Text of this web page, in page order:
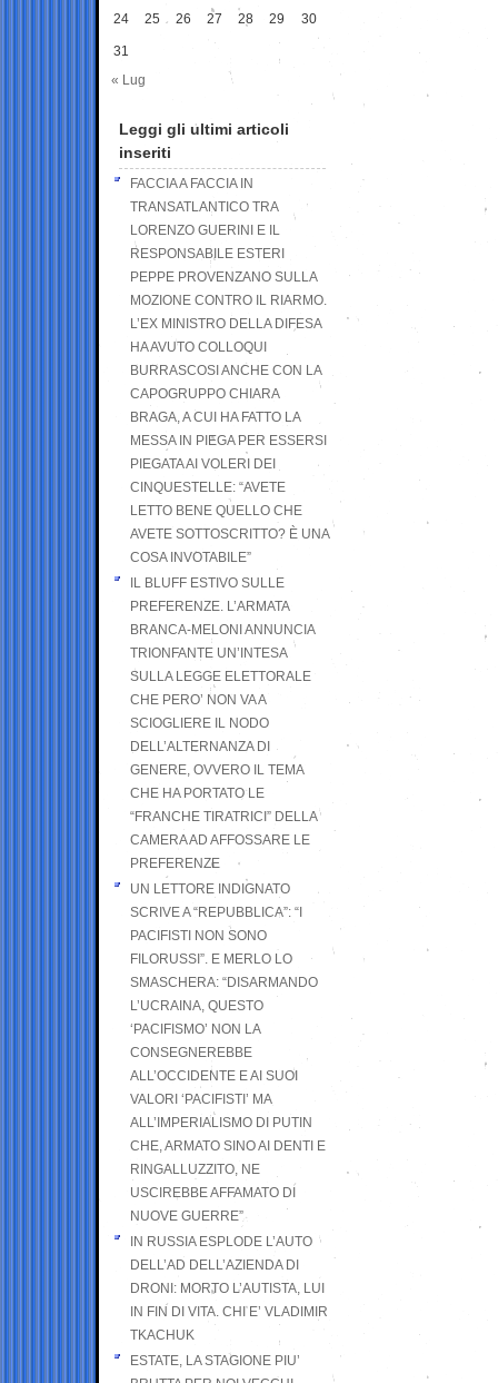
24 25 26 27 28 29 30
31
« Lug
Leggi gli ultimi articoli
inseriti
FACCIA A FACCIA IN
TRANSATLANTICO TRA
LORENZO GUERINI E IL
RESPONSABILE ESTERI
PEPPE PROVENZANO SULLA
MOZIONE CONTRO IL RIARMO.
L’EX MINISTRO DELLA DIFESA
HA AVUTO COLLOQUI
BURRASCOSI ANCHE CON LA
CAPOGRUPPO CHIARA
BRAGA, A CUI HA FATTO LA
MESSA IN PIEGA PER ESSERSI
PIEGATA AI VOLERI DEI
CINQUESTELLE: “AVETE
LETTO BENE QUELLO CHE
AVETE SOTTOSCRITTO? È UNA
COSA INVOTABILE”
IL BLUFF ESTIVO SULLE
PREFERENZE. L’ARMATA
BRANCA-MELONI ANNUNCIA
TRIONFANTE UN’INTESA
SULLA LEGGE ELETTORALE
CHE PERO’ NON VA A
SCIOGLIERE IL NODO
DELL’ALTERNANZA DI
GENERE, OVVERO IL TEMA
CHE HA PORTATO LE
“FRANCHE TIRATRICI” DELLA
CAMERA AD AFFOSSARE LE
PREFERENZE
UN LETTORE INDIGNATO
SCRIVE A “REPUBBLICA”: “I
PACIFISTI NON SONO
FILORUSSI”. E MERLO LO
SMASCHERA: “DISARMANDO
L’UCRAINA, QUESTO
‘PACIFISMO’ NON LA
CONSEGNEREBBE
ALL’OCCIDENTE E AI SUOI
VALORI ‘PACIFISTI’ MA
ALL’IMPERIALISMO DI PUTIN
CHE, ARMATO SINO AI DENTI E
RINGALLUZZITO, NE
USCIREBBE AFFAMATO DI
NUOVE GUERRE”
IN RUSSIA ESPLODE L’AUTO
DELL’AD DELL’AZIENDA DI
DRONI: MORTO L’AUTISTA, LUI
IN FIN DI VITA. CHI E’ VLADIMIR
TKACHUK
ESTATE, LA STAGIONE PIU’